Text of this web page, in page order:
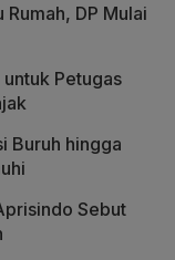
DP Mulai
Petugas
Buruh hingga
Sebut